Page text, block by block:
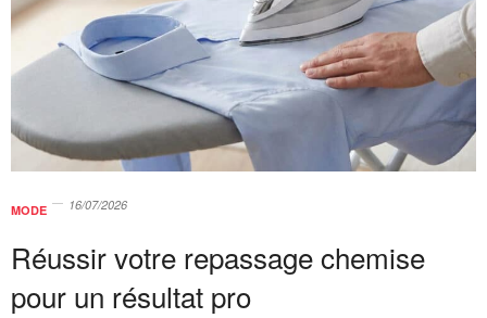
MODE 16/07/2026
Réussir votre repassage chemise
pour un résultat pro